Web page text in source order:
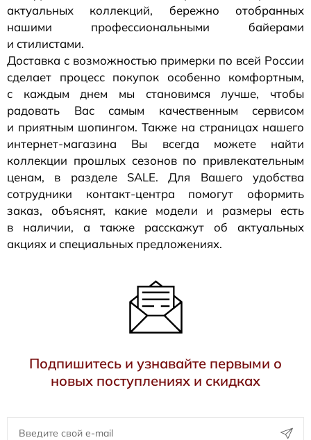
актуальных коллекций, бережно отобранных
нашими профессиональными байерами
и стилистами.
Доставка с возможностью примерки по всей России
сделает процесс покупок особенно комфортным,
с каждым днем мы становимся лучше, чтобы
радовать Вас самым качественным сервисом
и приятным шопингом. Также на страницах нашего
интернет-магазина Вы всегда можете найти
коллекции прошлых сезонов по привлекательным
ценам, в разделе SALE. Для Вашего удобства
сотрудники контакт-центра помогут оформить
заказ, объяснят, какие модели и размеры есть
в наличии, а также расскажут об актуальных
акциях и специальных предложениях.
Подпишитесь и узнавайте первыми о
новых поступлениях и скидках